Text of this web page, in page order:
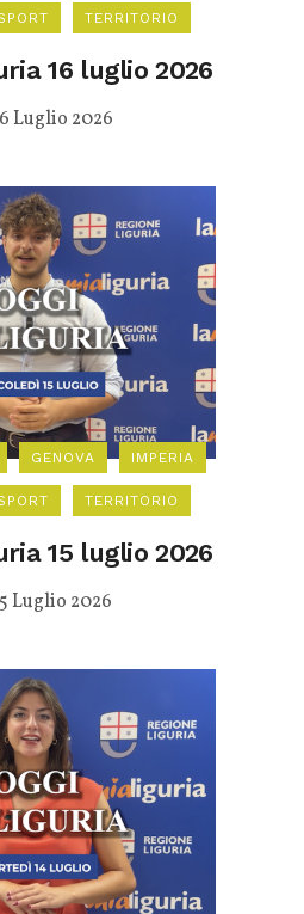
TERRITORIO
16 luglio 2026
Luglio 2026
GENOVA IMPERIA
TERRITORIO
15 luglio 2026
Luglio 2026